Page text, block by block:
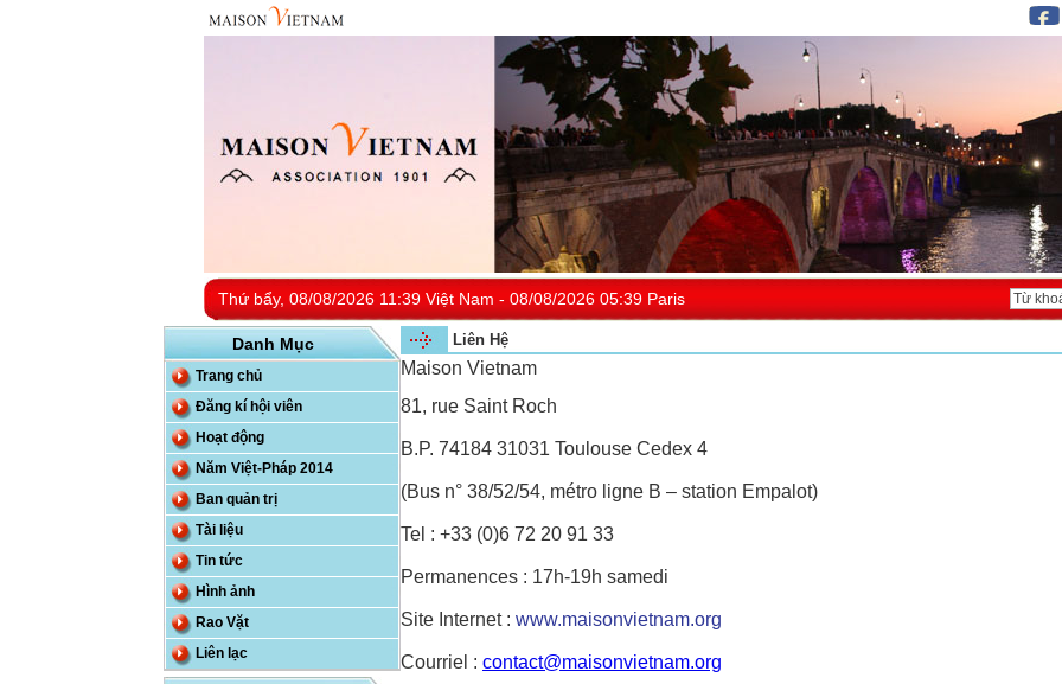
Thứ bẩy, 08/08/2026 11:39 Việt Nam - 08/08/2026 05:39 Paris
Danh Mục
Trang chủ
Đăng kí hội viên
Hoạt động
Năm Việt-Pháp 2014
Ban quản trị
Tài liệu
Tin tức
Hình ảnh
Rao Vặt
Liên lạc
Liên Hệ
Maison Vietnam
81, rue Saint Roch
B.P. 74184 31031 Toulouse Cedex 4
(Bus n° 38/52/54, métro ligne B – station Empalot)
Tel : +33 (0)6 72 20 91 33
Permanences : 17h-19h samedi
Site Internet : www.maisonvietnam.org
Courriel : contact@maisonvietnam.org